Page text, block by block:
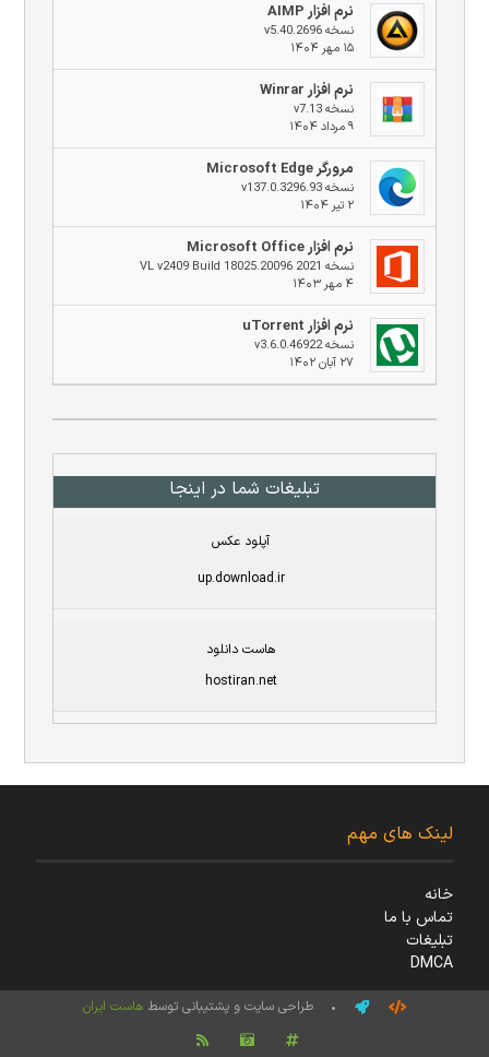
نرم افزار AIMP
نسخه v5.40.2696
۱۵ مهر ۱۴۰۴
نرم افزار Winrar
نسخه v7.13
۹ مرداد ۱۴۰۴
مرورگر Microsoft Edge
نسخه v137.0.3296.93
۲ تیر ۱۴۰۴
نرم افزار Microsoft Office
نسخه 2021 VL v2409 Build 18025.20096
۴ مهر ۱۴۰۳
نرم افزار uTorrent
نسخه v3.6.0.46922
۲۷ آبان ۱۴۰۲
تبلیغات شما در اینجا
آپلود عکس
up.download.ir
هاست دانلود
hostiran.net
لینک های مهم
خانه
تماس با ما
تبلیغات
DMCA
• طراحی سایت و پشتیبانی توسط هاست ایران